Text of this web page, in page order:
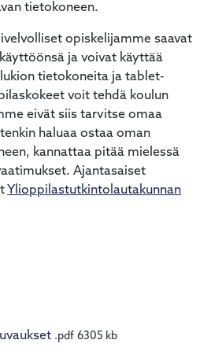
tietokoneen.
opiskelijamme saavat
ja voivat käyttää
tietokoneita ja tablet-
voit tehdä koulun
eivät siis tarvitse omaa
haluaa ostaa oman
kannattaa pitää mielessä
Ajantasaiset
Ylioppilastutkintolautakunnan
.pdf 6305 kb